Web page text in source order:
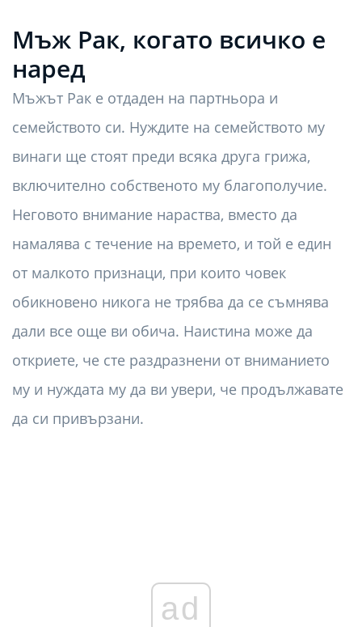
Мъж Рак, когато всичко е
наред
Мъжът Рак е отдаден на партньора и
семейството си. Нуждите на семейството му
винаги ще стоят преди всяка друга грижа,
включително собственото му благополучие.
Неговото внимание нараства, вместо да
намалява с течение на времето, и той е един
от малкото признаци, при които човек
обикновено никога не трябва да се съмнява
дали все още ви обича. Наистина може да
откриете, че сте раздразнени от вниманието
му и нуждата му да ви увери, че продължавате
да си привързани.
ad